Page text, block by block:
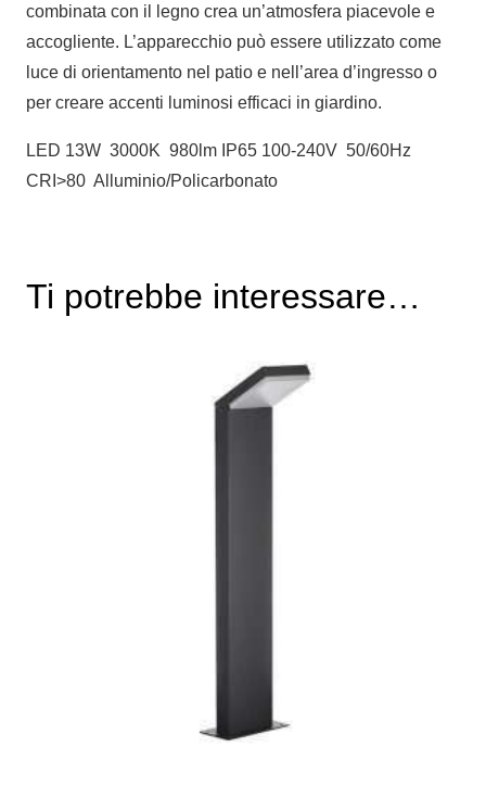
combinata con il legno crea un’atmosfera piacevole e
accogliente. L’apparecchio può essere utilizzato come
luce di orientamento nel patio e nell’area d’ingresso o
per creare accenti luminosi efficaci in giardino.
LED 13W 3000K 980lm IP65 100-240V 50/60Hz
CRI>80 Alluminio/Policarbonato
Ti potrebbe interessare…